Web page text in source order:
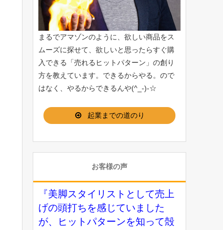
まるでアマゾンのように、欲しい商品をス
ムーズに探せて、欲しいと思ったらすぐ購
入できる「売れるヒットパターン 」の創り
方を教えています。できるからやる。ので
はなく、やるからできるんや(^_-)-☆
起業までの道のり
お客様の声
『美脚スタイリストとして売上
げの頭打ちを感じていました
が、ヒットパターンを知って殻